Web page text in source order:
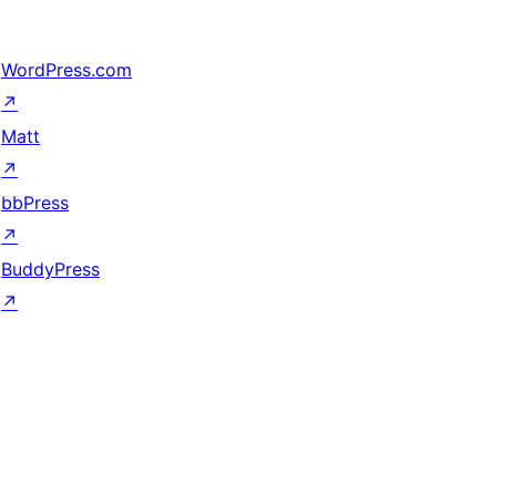
WordPress.com
↗
Matt
↗
bbPress
↗
BuddyPress
↗